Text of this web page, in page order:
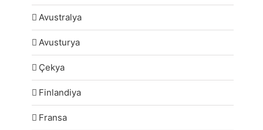
Avustralya
Avusturya
Çekya
Finlandiya
Fransa